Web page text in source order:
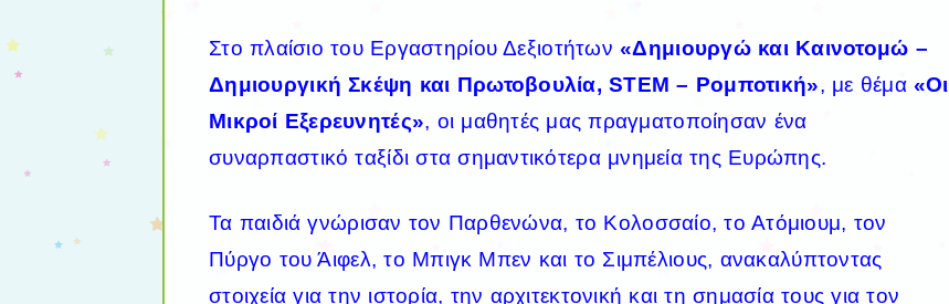
Στο πλαίσιο του Εργαστηρίου Δεξιοτήτων«Δημιουργώ και Καινοτομώ –
Δημιουργική Σκέψη και Πρωτοβουλία, STEM – Ρομποτική», με θέμα «Οι
Μικροί Εξερευνητές», οι μαθητές μας πραγματοποίησαν ένα
συναρπαστικό ταξίδι στασημαντικότερα μνημεία της Ευρώπης.
Τα παιδιά γνώρισαν τον Παρθενώνα, το Κολοσσαίο, το Ατόμιουμ, τον
Πύργο του Άιφελ, το Μπιγκ Μπεν και το Σιμπέλιους, ανακαλύπτοντας
στοιχεία για την ιστορία, την αρχιτεκτονική και τη σημασία τους για τον